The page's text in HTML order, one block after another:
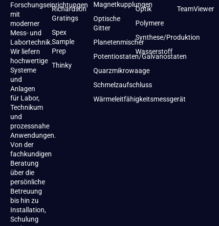
Forschungseinrichtungen
mit
moderner
Mess- und
Labortechnik.
Wir liefern
hochwertige
Systeme
und
Anlagen
für Labor,
Technikum
und
prozessnahe
Anwendungen.
Von der
fachkundigen
Beratung
über die
persönliche
Betreuung
bis hin zu
Installation,
Schulung
Richardson
Gratings
Spex
Sample
Prep
Thinky
Magnetkupplungen
Optische
Gitter
Planetenmischer
Potentiostaten/Galvanostaten
Quarzmikrowaage
Schmelzaufschluss
Wärmeleitfähigkeitsmessgerät
Optik
Polymere
Synthese/Produktion
Wasserstoff
TeamViewer